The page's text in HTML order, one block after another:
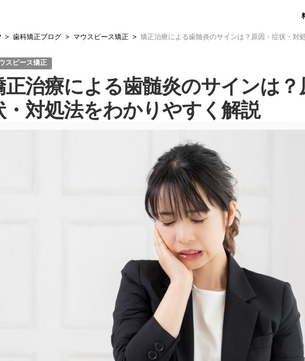
歯科矯正ブログ マウスピース矯正 矯正治療による歯髄炎のサインは？原因・症状・対
スピース矯正
正治療による歯髄炎のサインは？
・対処法をわかりやすく解説